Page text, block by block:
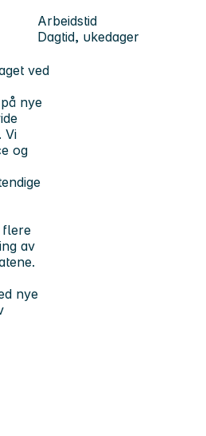
Arbeidstid
Dagtid, ukedager
ved
nye
Vi
og
flere
av
nye